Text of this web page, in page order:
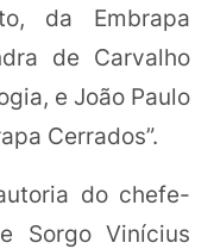
da Embrapa
de Carvalho
e João Paulo
Cerrados”.
do chefe-
Sorgo Vinícius